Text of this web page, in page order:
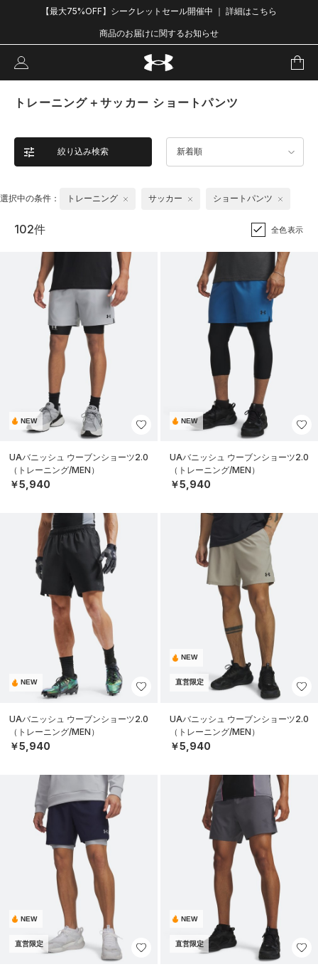
【最大75%OFF】シークレットセール開催中 ｜ 詳細はこちら
商品のお届けに関するお知らせ
トレーニング＋サッカー ショートパンツ
絞り込み検索 新着順
選択中の条件： トレーニング サッカー ショートパンツ
102件 全色表示
NEW
UAバニッシュ ウーブンショーツ2.0
（トレーニング/MEN）
￥5,940
NEW
UAバニッシュ ウーブンショーツ2.0
（トレーニング/MEN）
￥5,940
NEW
UAバニッシュ ウーブンショーツ2.0
（トレーニング/MEN）
￥5,940
NEW
直営限定
UAバニッシュ ウーブンショーツ2.0
（トレーニング/MEN）
￥5,940
NEW
直営限定
NEW
直営限定